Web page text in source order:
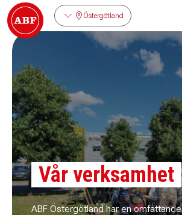
Östergötland
Vår verksamhet
ABF Östergötland har en omfattande